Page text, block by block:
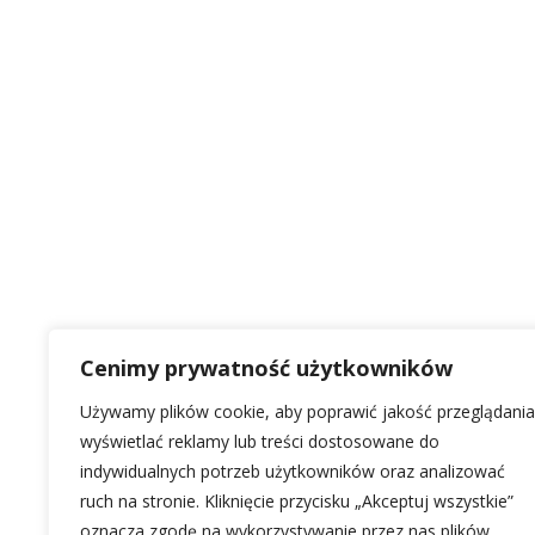
Cenimy prywatność użytkowników
Używamy plików cookie, aby poprawić jakość
wyświetlać reklamy lub treści dostosowane do
indywidualnych potrzeb użytkowników oraz analizować
ruch na stronie. Kliknięcie przycisku „Akceptuj wszystkie”